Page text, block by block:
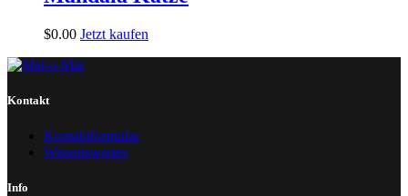
$0.00 Jetzt kaufen
Kontakt
Kontaktformular
Wissenswertes
Info